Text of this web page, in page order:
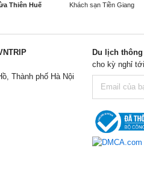
Thiên Huế Khách sạn Tiền Giang
Thành phố Hà Nội
Du lịch
cho kỳ nghỉ